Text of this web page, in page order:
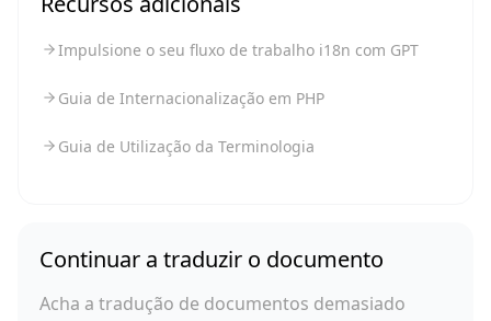
Impulsione o seu fluxo de trabalho i18n com GPT
Guia de Internacionalização em PHP
Guia de Utilização da Terminologia
Continuar a traduzir o documento
Acha a tradução de documentos demasiado